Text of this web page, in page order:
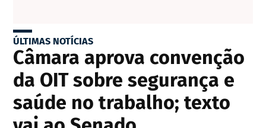
ÚLTIMAS NOTÍCIAS
Câmara aprova convenção
da OIT sobre segurança e
saúde no trabalho; texto